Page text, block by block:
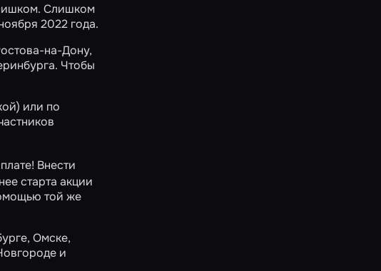
Слишком
2022 года.
на-Дону,
. Чтобы
или по
Внести
старта акции
той же
, Омске,
и